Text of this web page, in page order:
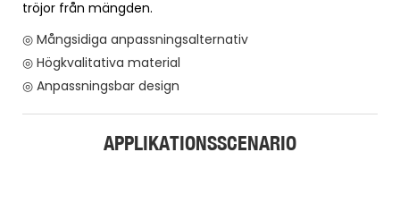
tröjor från mängden.
◎ Mångsidiga anpassningsalternativ
◎ Högkvalitativa material
◎ Anpassningsbar design
APPLIKATIONSSCENARIO